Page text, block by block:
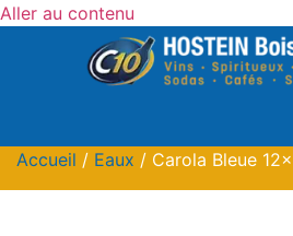
Aller au contenu
Accueil / Eaux / Carola Bleue